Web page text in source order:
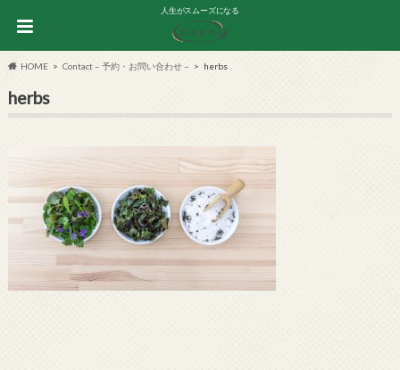
人生がスムーズになる
HOME Contact – 予約・お問い合わせ – herbs
herbs